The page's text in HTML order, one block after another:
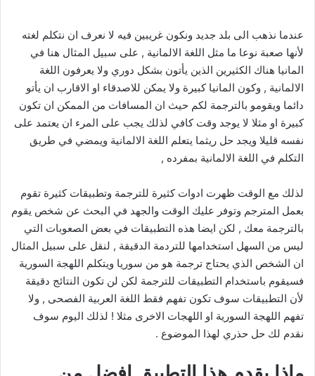
عندما نذهب الى بلد جديد ونكون غريبين فيه لا نعرف ان نتكلم لغته
لأنها صعبة نوعا ما مثل اللغة الالمانية , على سبيل المثال هنا في
المانيا هناك الكثيرين الذين يأتون بشكل دوري ولا يعرفون اللغة
الالمانية , وكون المانيا كبيرة ولا يمكن للاصدقاء او الاقارب ان يأتو
دائما ويقومو بالترجمة لكم حيث ان المسافات من الممكن ان تكون
كبيرة او مثلا لا يوجد وقت كافي لذلك يجب على المرء ان يعتمد على
نفسه قليلا ويجد حل ريثما يتعلم اللغة الالمانية ويمضي في طريق
التكلم في اللغة الالمانية بمفرده ,
لذلك مع الوقت ظهرت ادوات كثيرة للترجمة وتطبيقات كثيرة تقوم
بعمل المترجم وتوفر عليك الوقت والجهد في البحث عن شخص يقوم
بالترجمة معك , لكن ايضا هذه التطبيقات في بعض الصعوبات التي
ليس من السهل استخدامها للتردمة الدقيقة , لنقل على سبيل المثال
ان الشخص الذي يحتاج ترجمة هو من سوريا ويتكلم اللهجة السورية
فسيقوم باستخدام التطبيقات للترجمة لكن لن تكون النتائج دقيقة
لأن التطبيقات سوف تكون تفهم فقط اللغة العربية الفصحى , ولا
تفهم اللهجة السورية او اللهجات الاخرى مثلا ! لذلك اليوم سوف
نقدم لك حل حذري لهذا الموضوع .